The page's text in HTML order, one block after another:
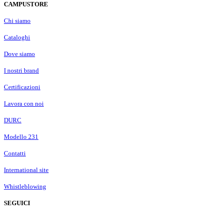
CAMPUSTORE
Chi siamo
Cataloghi
Dove siamo
I nostri brand
Certificazioni
Lavora con noi
DURC
Modello 231
Contatti
International site
Whistleblowing
SEGUICI